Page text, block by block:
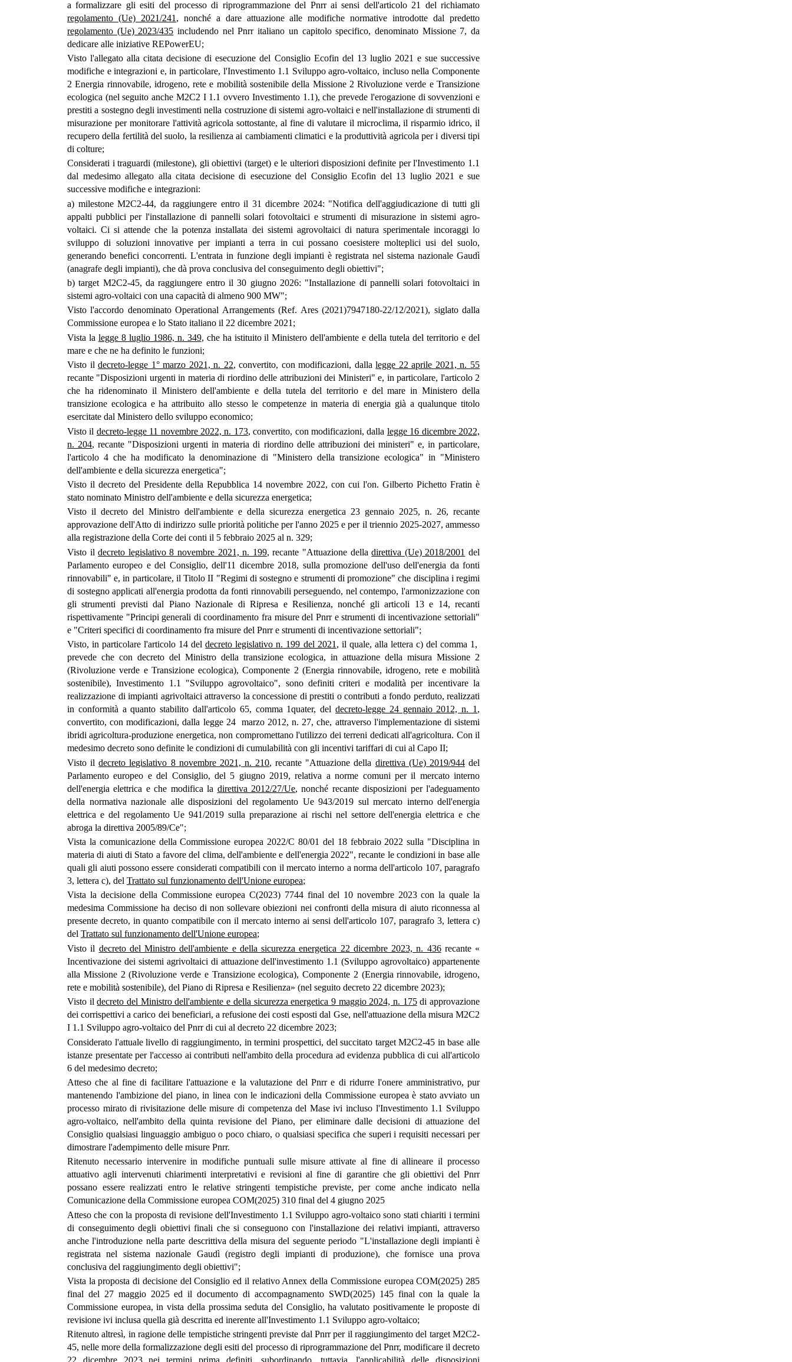
a formalizzare gli esiti del processo di riprogrammazione del Pnrr ai sensi dell'articolo 21 del richiamato
regolamento (Ue) 2021/241 , nonché a dare attuazione alle modifiche normative introdotte dal predetto
regolamento (Ue) 2023/435 includendo nel Pnrr italiano un capitolo specifico, denominato Missione 7, da
dedicare alle iniziative REPowerEU;
Visto l'allegato alla citata decisione di esecuzione del Consiglio Ecofin del 13 luglio 2021 e sue successive
modifiche e integrazioni e, in particolare, l'Investimento 1.1 Sviluppo agro-voltaico, incluso nella Componente
2 Energia rinnovabile, idrogeno, rete e mobilità sostenibile della Missione 2 Rivoluzione verde e Transizione
ecologica (nel seguito anche M2C2 I 1.1 ovvero Investimento 1.1), che prevede l'erogazione di sovvenzioni e
prestiti a sostegno degli investimenti nella costruzione di sistemi agro-voltaici e nell'installazione di strumenti di
misurazione per monitorare l'attività agricola sottostante, al fine di valutare il microclima, il risparmio idrico, il
recupero della fertilità del suolo, la resilienza ai cambiamenti climatici e la produttività agricola per i diversi tipi
di colture;
Considerati i traguardi (milestone), gli obiettivi (target) e le ulteriori disposizioni definite per l'Investimento 1.1
dal medesimo allegato alla citata decisione di esecuzione del Consiglio Ecofin del 13 luglio 2021 e sue
successive modifiche e integrazioni:
a) milestone M2C2-44, da raggiungere entro il 31 dicembre 2024: "Notifica dell'aggiudicazione di tutti gli
appalti pubblici per l'installazione di pannelli solari fotovoltaici e strumenti di misurazione in sistemi agro-
voltaici. Ci si attende che la potenza installata dei sistemi agrovoltaici di natura sperimentale incoraggi lo
sviluppo di soluzioni innovative per impianti a terra in cui possano coesistere molteplici usi del suolo,
generando benefici concorrenti. L'entrata in funzione degli impianti è registrata nel sistema nazionale Gaudì
(anagrafe degli impianti), che dà prova conclusiva del conseguimento degli obiettivi";
b) target M2C2-45, da raggiungere entro il 30 giugno 2026: "Installazione di pannelli solari fotovoltaici in
sistemi agro-voltaici con una capacità di almeno 900 MW";
Visto l'accordo denominato Operational Arrangements (Ref. Ares (2021)7947180-22/12/2021), siglato dalla
Commissione europea e lo Stato italiano il 22 dicembre 2021;
Vista la legge 8 luglio 1986, n. 349, che ha istituito il Ministero dell'ambiente e della tutela del territorio e del
mare e che ne ha definito le funzioni;
Visto ildecreto-legge 1° marzo 2021, n. 22, convertito, con modificazioni, dallalegge 22 aprile 2021, n. 55
recante "Disposizioni urgenti in materia di riordino delle attribuzioni dei Ministeri" e, in particolare, l'articolo 2
che ha ridenominato il Ministero dell'ambiente e della tutela del territorio e del mare in Ministero della
transizione ecologica e ha attribuito allo stesso le competenze in materia di energia già a qualunque titolo
esercitate dal Ministero dello sviluppo economico;
Visto il decreto-legge 11 novembre 2022, n. 173, convertito, con modificazioni, dalla legge 16 dicembre 2022,
n. 204, recante "Disposizioni urgenti in materia di riordino delle attribuzioni dei ministeri" e, in particolare,
l'articolo 4 che ha modificato la denominazione di "Ministero della transizione ecologica" in "Ministero
dell'ambiente e della sicurezza energetica";
Visto il decreto del Presidente della Repubblica 14 novembre 2022, con cui l'on. Gilberto Pichetto Fratin è
stato nominato Ministro dell'ambiente e della sicurezza energetica;
Visto il decreto del Ministro dell'ambiente e della sicurezza energetica 23 gennaio 2025, n. 26, recante
approvazione dell'Atto di indirizzo sulle priorità politiche per l'anno 2025 e per il triennio 2025-2027, ammesso
alla registrazione della Corte dei conti il 5 febbraio 2025 al n. 329;
Visto ildecreto legislativo 8 novembre 2021, n. 199, recante "Attuazione delladirettiva (Ue) 2018/2001 del
Parlamento europeo e del Consiglio, dell'11 dicembre 2018, sulla promozione dell'uso dell'energia da fonti
rinnovabili" e, in particolare, il Titolo II "Regimi di sostegno e strumenti di promozione" che disciplina i regimi
di sostegno applicati all'energia prodotta da fonti rinnovabili perseguendo, nel contempo, l'armonizzazione con
gli strumenti previsti dal Piano Nazionale di Ripresa e Resilienza, nonché gli articoli 13 e 14, recanti
rispettivamente "Principi generali di coordinamento fra misure del Pnrr e strumenti di incentivazione settoriali"
e "Criteri specifici di coordinamento fra misure del Pnrr e strumenti di incentivazione settoriali";
Visto, in particolare l'articolo 14 deldecreto legislativo n. 199 del 2021 , il quale, alla lettera c) del comma 1,
prevede che con decreto del Ministro della transizione ecologica, in attuazione della misura Missione 2
(Rivoluzione verde e Transizione ecologica), Componente 2 (Energia rinnovabile, idrogeno, rete e mobilità
sostenibile), Investimento 1.1 "Sviluppo agrovoltaico", sono definiti criteri e modalità per incentivare la
realizzazione di impianti agrivoltaici attraverso la concessione di prestiti o contributi a fondo perduto, realizzati
in conformità a quanto stabilito dall'articolo 65, comma 1quater, del decreto-legge 24 gennaio 2012, n. 1 ,
convertito, con modificazioni, dalla legge 24 marzo 2012, n. 27, che, attraverso l'implementazione di sistemi
ibridi agricoltura-produzione energetica, non compromettano l'utilizzo dei terreni dedicati all'agricoltura. Con il
medesimo decreto sono definite le condizioni di cumulabilità con gli incentivi tariffari di cui al Capo II;
Visto ildecreto legislativo 8 novembre 2021, n. 210, recante "Attuazione della direttiva (Ue) 2019/944del
Parlamento europeo e del Consiglio, del 5 giugno 2019, relativa a norme comuni per il mercato interno
dell'energia elettrica e che modifica la direttiva 2012/27/Ue, nonché recante disposizioni per l'adeguamento
della normativa nazionale alle disposizioni del regolamento Ue 943/2019 sul mercato interno dell'energia
elettrica e del regolamento Ue 941/2019 sulla preparazione ai rischi nel settore dell'energia elettrica e che
abroga la direttiva 2005/89/Ce";
Vista la comunicazione della Commissione europea 2022/C 80/01 del 18 febbraio 2022 sulla "Disciplina in
materia di aiuti di Stato a favore del clima, dell'ambiente e dell'energia 2022", recante le condizioni in base alle
quali gli aiuti possono essere considerati compatibili con il mercato interno a norma dell'articolo 107, paragrafo
3, lettera c), del Trattato sul funzionamento dell'Unione europea;
Vista la decisione della Commissione europea C(2023) 7744 final del 10 novembre 2023 con la quale la
medesima Commissione ha deciso di non sollevare obiezioni nei confronti della misura di aiuto riconnessa al
presente decreto, in quanto compatibile con il mercato interno ai sensi dell'articolo 107, paragrafo 3, lettera c)
del Trattato sul funzionamento dell'Unione europea;
Visto il decreto del Ministro dell'ambiente e della sicurezza energetica 22 dicembre 2023, n. 436recante «
Incentivazione dei sistemi agrivoltaici di attuazione dell'investimento 1.1 (Sviluppo agrovoltaico) appartenente
alla Missione 2 (Rivoluzione verde e Transizione ecologica), Componente 2 (Energia rinnovabile, idrogeno,
rete e mobilità sostenibile), del Piano di Ripresa e Resilienza» (nel seguito decreto 22 dicembre 2023);
Visto ildecreto del Ministro dell'ambiente e della sicurezza energetica 9 maggio 2024, n. 175di approvazione
dei corrispettivi a carico dei beneficiari, a refusione dei costi esposti dal Gse, nell'attuazione della misura M2C2
I 1.1 Sviluppo agro-voltaico del Pnrr di cui al decreto 22 dicembre 2023;
Considerato l'attuale livello di raggiungimento, in termini prospettici, del succitato target M2C2-45 in base alle
istanze presentate per l'accesso ai contributi nell'ambito della procedura ad evidenza pubblica di cui all'articolo
6 del medesimo decreto;
Atteso che al fine di facilitare l'attuazione e la valutazione del Pnrr e di ridurre l'onere amministrativo, pur
mantenendo l'ambizione del piano, in linea con le indicazioni della Commissione europea è stato avviato un
processo mirato di rivisitazione delle misure di competenza del Mase ivi incluso l'Investimento 1.1 Sviluppo
agro-voltaico, nell'ambito della quinta revisione del Piano, per eliminare dalle decisioni di attuazione del
Consiglio qualsiasi linguaggio ambiguo o poco chiaro, o qualsiasi specifica che superi i requisiti necessari per
dimostrare l'adempimento delle misure Pnrr.
Ritenuto necessario intervenire in modifiche puntuali sulle misure attivate al fine di allineare il processo
attuativo agli intervenuti chiarimenti interpretativi e revisioni al fine di garantire che gli obiettivi del Pnrr
possano essere realizzati entro le relative stringenti tempistiche previste, per come anche indicato nella
Comunicazione della Commissione europea COM(2025) 310 final del 4 giugno 2025
Atteso che con la proposta di revisione dell'Investimento 1.1 Sviluppo agro-voltaico sono stati chiariti i termini
di conseguimento degli obiettivi finali che si conseguono con l'installazione dei relativi impianti, attraverso
anche l'introduzione nella parte descrittiva della misura del seguente periodo "L'installazione degli impianti è
registrata nel sistema nazionale Gaudì (registro degli impianti di produzione), che fornisce una prova
conclusiva del raggiungimento degli obiettivi";
Vista la proposta di decisione del Consiglio ed il relativo Annex della Commissione europea COM(2025) 285
final del 27 maggio 2025 ed il documento di accompagnamento SWD(2025) 145 final con la quale la
Commissione europea, in vista della prossima seduta del Consiglio, ha valutato positivamente le proposte di
revisione ivi inclusa quella già descritta ed inerente all'Investimento 1.1 Sviluppo agro-voltaico;
Ritenuto altresì, in ragione delle tempistiche stringenti previste dal Pnrr per il raggiungimento del target M2C2-
45, nelle more della formalizzazione degli esiti del processo di riprogrammazione del Pnrr, modificare il decreto